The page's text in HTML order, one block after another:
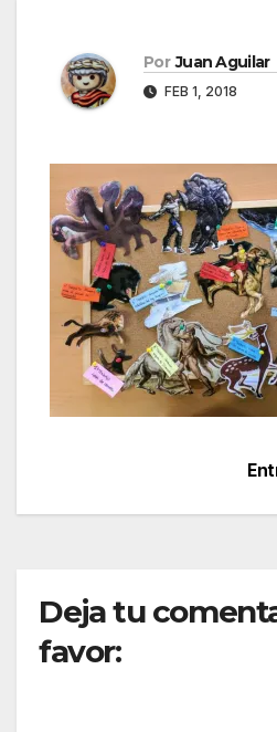
Por Juan Aguilar
FEB 1, 2018
de
Deja tu
favor: